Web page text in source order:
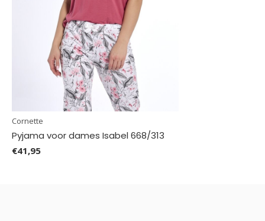
Cornette
Pyjama voor dames Isabel 668/313
€41,95